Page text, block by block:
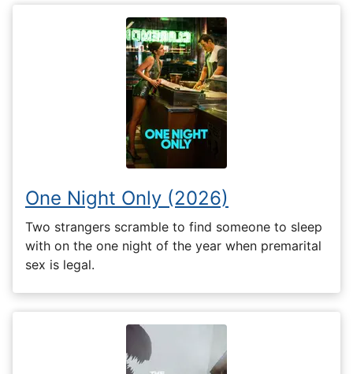
One Night Only (2026)
Two strangers scramble to find someone to sleep
with on the one night of the year when premarital
sex is legal.